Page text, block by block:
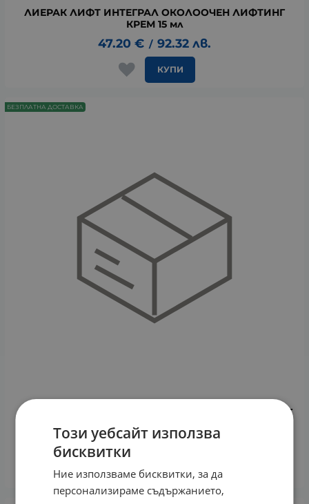
ЛИЕРАК ЛИФТ ИНТЕГРАЛ ОКОЛООЧЕН ЛИФТИНГ
КРЕМ 15 мл
47.20 € / 92.32 лв.
КУПИ
ЛИЕРАК ЛИФТ ИНТЕГРАЛ СУПЕРАКТИВЕН ЛИФТИНГ
75.96 € 148.56 лв.
БЕЗПЛАТНА ДОСТАВКА
Този уебсайт използва
бисквитки
Ние използваме бисквитки, за да
персонализираме съдържанието,